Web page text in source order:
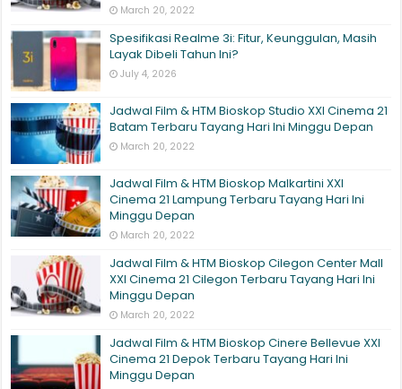
March 20, 2022
Spesifikasi Realme 3i: Fitur, Keunggulan, Masih
Layak Dibeli Tahun Ini?
July 4, 2026
Jadwal Film & HTM Bioskop Studio XXI Cinema 21
Batam Terbaru Tayang Hari Ini Minggu Depan
March 20, 2022
Jadwal Film & HTM Bioskop Malkartini XXI
Cinema 21 Lampung Terbaru Tayang Hari Ini
Minggu Depan
March 20, 2022
Jadwal Film & HTM Bioskop Cilegon Center Mall
XXI Cinema 21 Cilegon Terbaru Tayang Hari Ini
Minggu Depan
March 20, 2022
Jadwal Film & HTM Bioskop Cinere Bellevue XXI
Cinema 21 Depok Terbaru Tayang Hari Ini
Minggu Depan